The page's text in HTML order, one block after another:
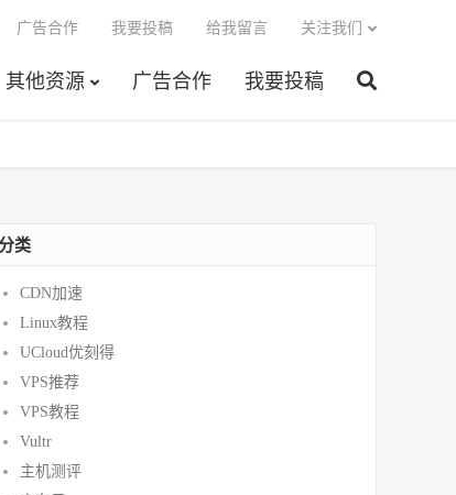
其他资源 广告合作 我要投稿
广告合作 我要投稿 给我留言 关注我们
类
CDN加速
Linux教程
UCloud优刻得
VPS推荐
VPS教程
Vultr
主机测评